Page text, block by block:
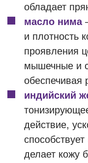
обладает
масло нима
и плотность
проявления
мышечные и
обеспечивая
индийский
действие,
делает кожу